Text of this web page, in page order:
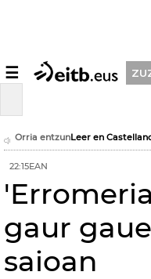
☰
Orria entzunLeer en
22:15EAN
gaur
saioan